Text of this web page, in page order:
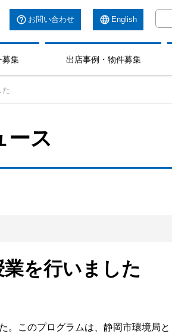
お問い合わせ English
募集 出店事例・物件募集
ース
を行いました
このプログラムは、静岡市環境局